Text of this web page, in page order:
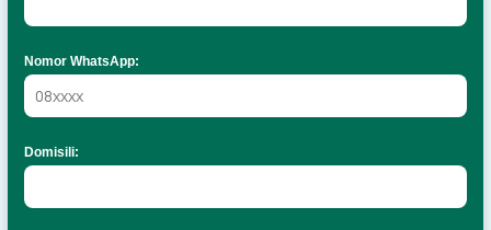
Nomor WhatsApp:
Domisili: